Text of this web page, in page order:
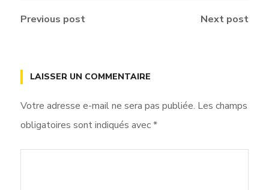
Previous post Next post
LAISSER UN COMMENTAIRE
Votre adresse e-mail ne sera pas publiée. Les champs
obligatoires sont indiqués avec*